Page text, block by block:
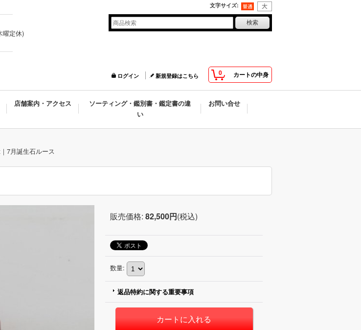
文字サイズ:
曜定休)
0 カートの中身
ログイン 新規登録はこちら
店舗案内・アクセス
ソーティング・鑑別書・鑑定書の違
い
お問い合せ
7月誕生石ルース
販売価格: 82,500円(税込)
数量:
返品特約に関する重要事項